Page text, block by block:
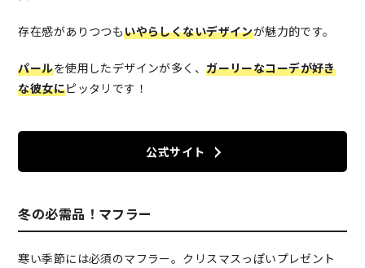
存在感がありつつもいやらしくないデザインが魅力的です。
パールを使用したデザインが多く、ガーリーなコーデが好き
な彼女にピッタリです！
公式サイト
冬の必需品！マフラー
寒い季節には必須のマフラー。クリスマスっぽいプレゼント